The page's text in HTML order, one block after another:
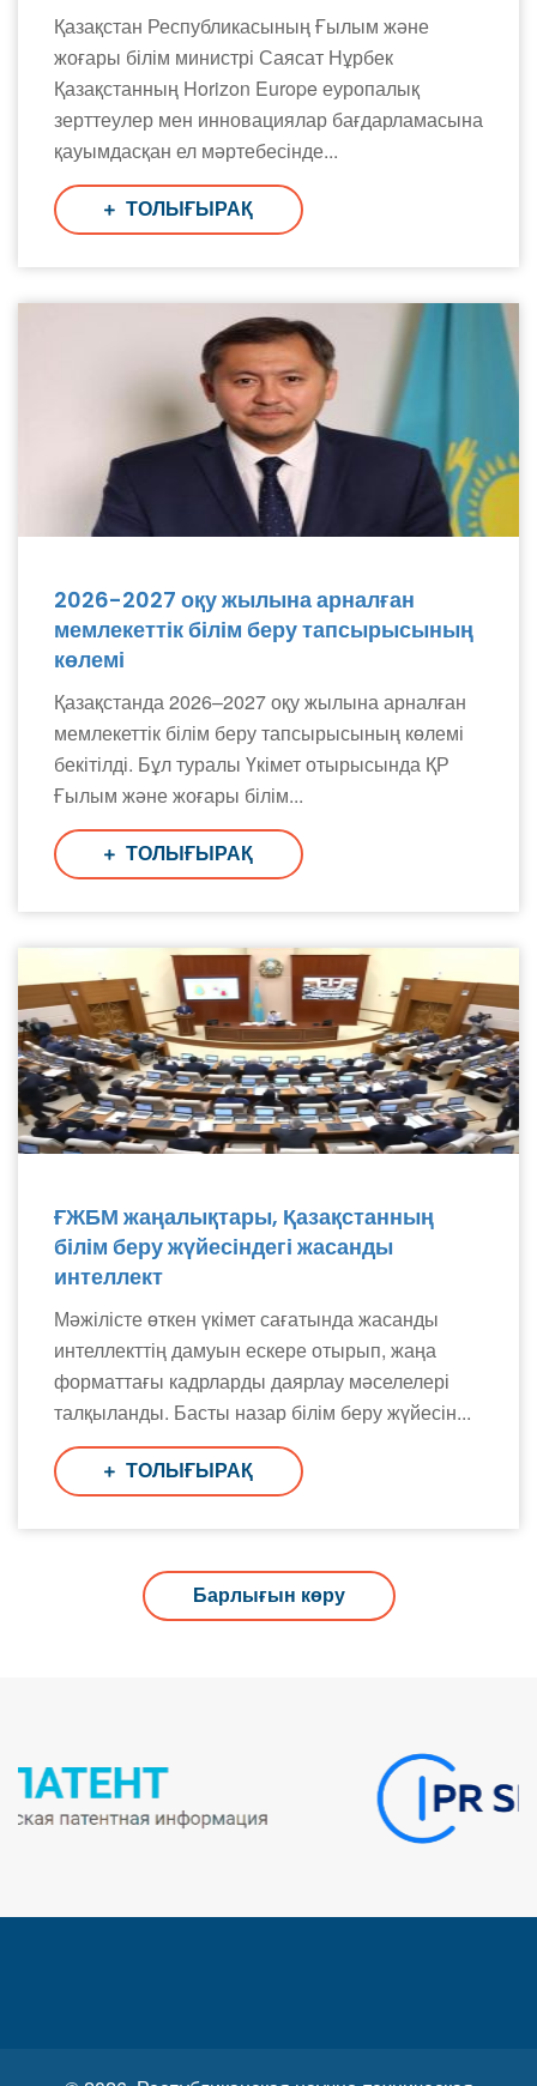
Қазақстан Республикасының Ғылым және
жоғары білім министрі Саясат Нұрбек
Қазақстанның Horizon Europe еуропалық
зерттеулер мен инновациялар бағдарламасына
қауымдасқан ел мәртебесінде...
ТОЛЫҒЫРАҚ
2026-2027 оқу жылына арналған
мемлекеттік білім беру тапсырысының
көлемі
Қазақстанда 2026–2027 оқу жылына арналған
мемлекеттік білім беру тапсырысының көлемі
бекітілді. Бұл туралы Үкімет отырысында ҚР
Ғылым және жоғары білім...
ТОЛЫҒЫРАҚ
ҒЖБМ жаңалықтары, Қазақстанның
білім беру жүйесіндегі жасанды
интеллект
Мәжілісте өткен үкімет сағатында жасанды
интеллекттің дамуын ескере отырып, жаңа
форматтағы кадрларды даярлау мәселелері
талқыланды. Басты назар білім беру жүйесін...
ТОЛЫҒЫРАҚ
Барлығын көру